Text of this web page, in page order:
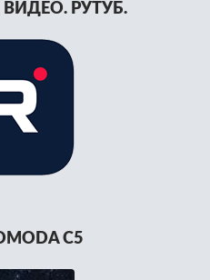
РУТУБ.
C5